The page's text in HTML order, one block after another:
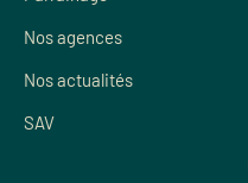
Nos agences
Nos actualités
SAV